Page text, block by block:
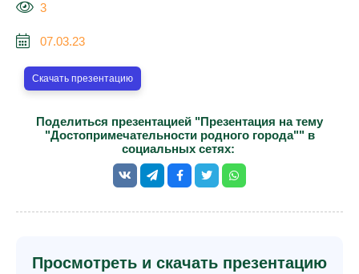
3
07.03.23
Скачать презентацию
Поделиться презентацией "Презентация на тему
"Достопримечательности родного города"" в
социальных сетях:
Просмотреть и скачать презентацию